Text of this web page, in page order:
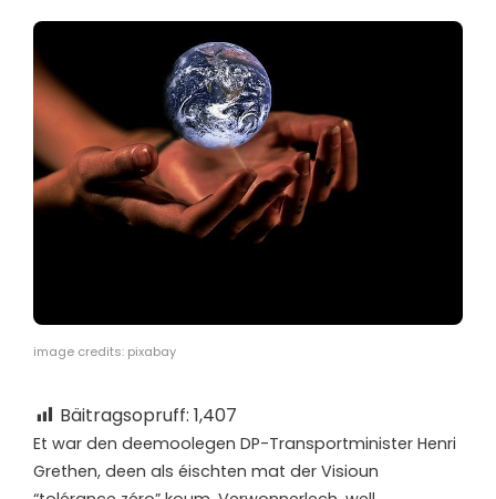
image credits: pixabay
Bäitragsopruff: 1,407
Et war den deemoolegen DP-Transportminister Henri
Grethen, deen als éischten mat der Visioun